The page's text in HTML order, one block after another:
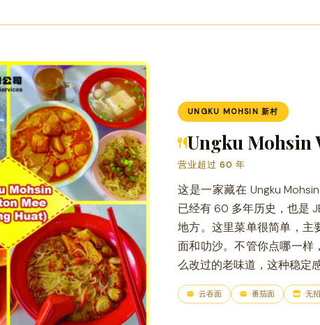
UNGKU MOHSIN 新村
Ungku Mohsin
营业超过 60 年
这是一家藏在 Ungku
已经有 60 多年历史，也是
地方。这里菜单很简单，主
面和叻沙。不管你点哪一样
么改过的老味道，这种稳定
云吞面 番茄面 无